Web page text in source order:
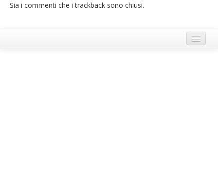
Sia i commenti che i trackback sono chiusi.